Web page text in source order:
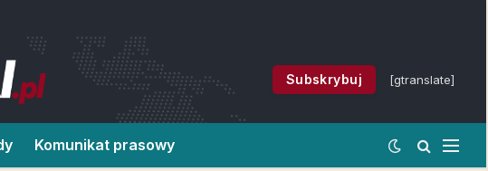
Subskrybuj [gtranslate]
Komunikat prasowy